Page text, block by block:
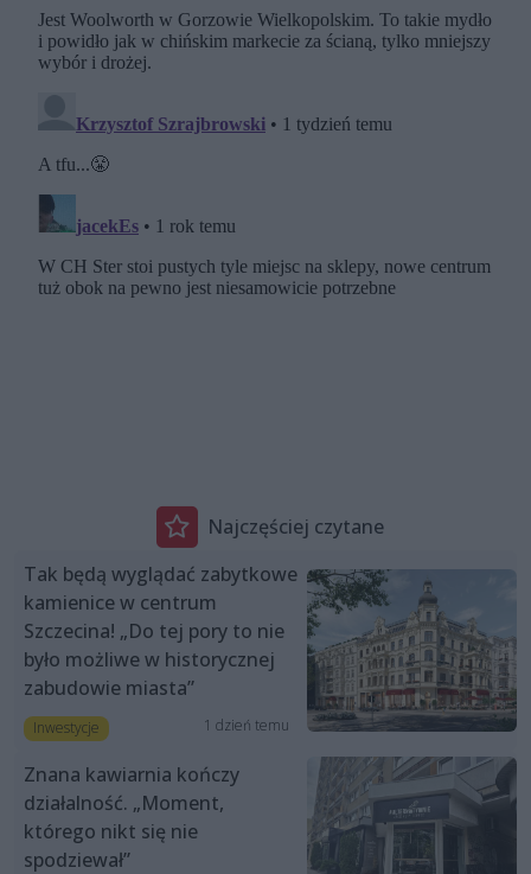
Najczęściej czytane
Tak będą wyglądać zabytkowe
kamienice w centrum
Szczecina! „Do tej pory to nie
było możliwe w historycznej
zabudowie miasta”
Inwestycje 1 dzień temu
Znana kawiarnia kończy
działalność. „Moment,
którego nikt się nie
spodziewał”